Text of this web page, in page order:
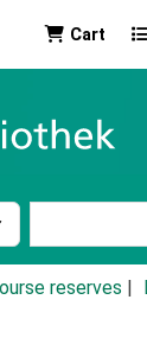
Cart
by:
reserves